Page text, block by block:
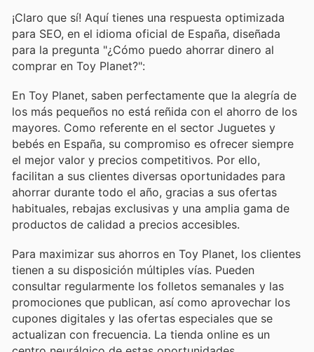
¡Claro que sí! Aquí tienes una respuesta optimizada
para SEO, en el idioma oficial de España, diseñada
para la pregunta "¿Cómo puedo ahorrar dinero al
comprar en Toy Planet?":
En Toy Planet, saben perfectamente que la alegría de
los más pequeños no está reñida con el ahorro de los
mayores. Como referente en el sector Juguetes y
bebés en España, su compromiso es ofrecer siempre
el mejor valor y precios competitivos. Por ello,
facilitan a sus clientes diversas oportunidades para
ahorrar durante todo el año, gracias a sus ofertas
habituales, rebajas exclusivas y una amplia gama de
productos de calidad a precios accesibles.
Para maximizar sus ahorros en Toy Planet, los clientes
tienen a su disposición múltiples vías. Pueden
consultar regularmente los folletos semanales y las
promociones que publican, así como aprovechar los
cupones digitales y las ofertas especiales que se
actualizan con frecuencia. La tienda online es un